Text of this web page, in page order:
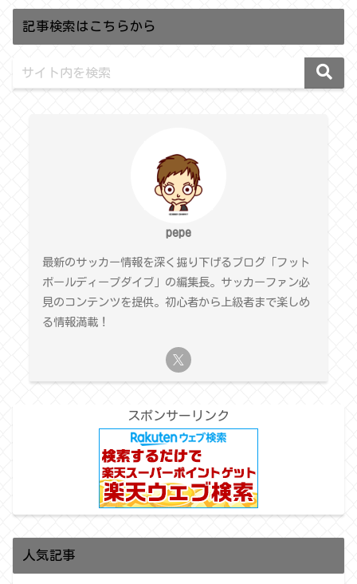
記事検索はこちらから
pepe
最新のサッカー情報を深く掘り下げるブログ「フット
ボールディープダイブ」の編集長。サッカーファン必
見のコンテンツを提供。初心者から上級者まで楽しめ
る情報満載！
スポンサーリンク
人気記事